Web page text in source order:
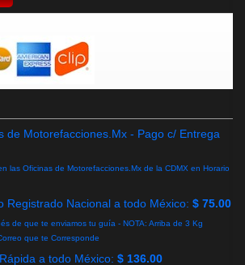
de Motorefacciones.Mx - Pago c/ Entrega
las Oficinas de Motorefacciones.Mx de la CDMX en Horario
Registrado Nacional a todo México: $ 75.00
de que te enviamos tu guía - NOTA: Arriba de 3 Kg
que te Corresponde
a todo México: $ 136.00